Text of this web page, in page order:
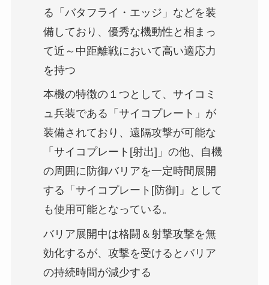
る「バタフライ・エッジ」などを装
備しており、優秀な機動性と相まっ
て近～中距離戦において高い適応力
を持つ
本機の特徴の１つとして、サイコミ
ュ兵装である「サイコプレート」が
装備されており、遠隔攻撃が可能な
「サイコプレート[射出]」の他、自機
の周囲に防御バリアを一定時間展開
する「サイコプレート[防御]」として
も使用可能となっている。
バリア展開中は格闘＆射撃攻撃を無
効化するが、攻撃を受けるとバリア
の持続時間が減少する